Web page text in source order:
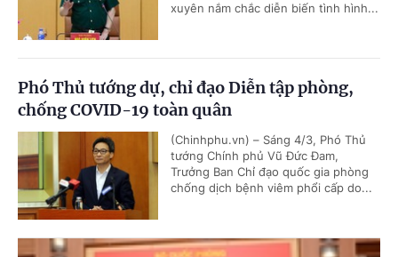
xuyên nắm chắc diễn biến tình hình...
Phó Thủ tướng dự, chỉ đạo Diễn tập phòng,
chống COVID-19 toàn quân
(Chinhphu.vn) – Sáng 4/3, Phó Thủ
tướng Chính phủ Vũ Đức Đam,
Trưởng Ban Chỉ đạo quốc gia phòng
chống dịch bệnh viêm phổi cấp do...